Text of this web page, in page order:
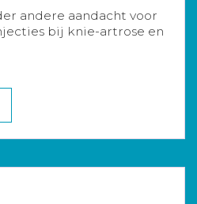
andere aandacht voor
bij knie-artrose en